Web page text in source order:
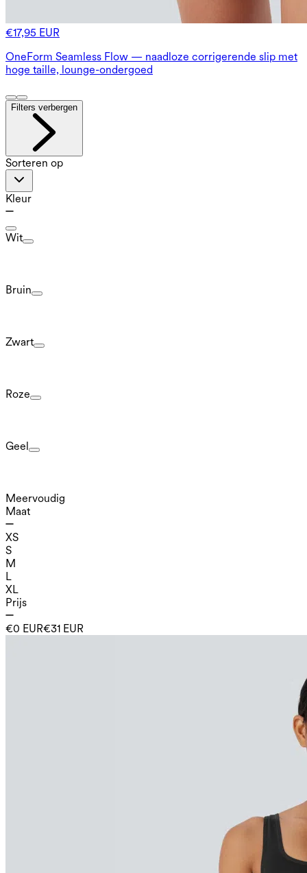
€17,95 EUR
OneForm Seamless Flow — naadloze corrigerende slip met
hoge taille, lounge-ondergoed
Filters verbergen
Sorteren op
Kleur
Wit
Bruin
Zwart
Roze
Geel
Meervoudig
Maat
XS
S
M
L
XL
Prijs
€0 EUR€31 EUR